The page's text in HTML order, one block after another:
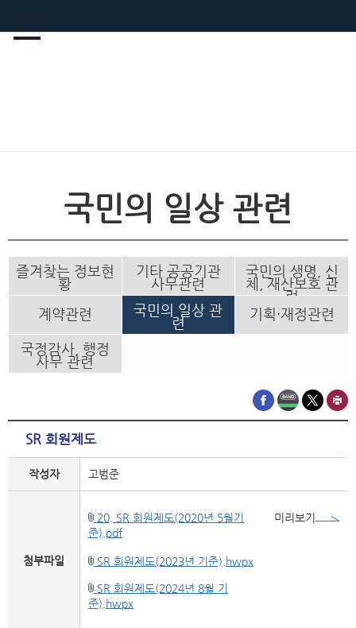
국민의 일상 관련
즐겨찾는 정보현
황
기타 공공기관
사무관련
국민의 생명, 신
체, 재산보호 관
련
계약관련
국민의 일상 관
련
기획·재정관련
국정감사, 행정
사무 관련
SR 회원제도
작성자 고범준
첨부파일
20. SR 회원제도(2020년 5월기
준).pdf
미리보기
SR 회원제도(2023년 기준).hwpx
SR 회원제도(2024년 8월 기
준).hwpx